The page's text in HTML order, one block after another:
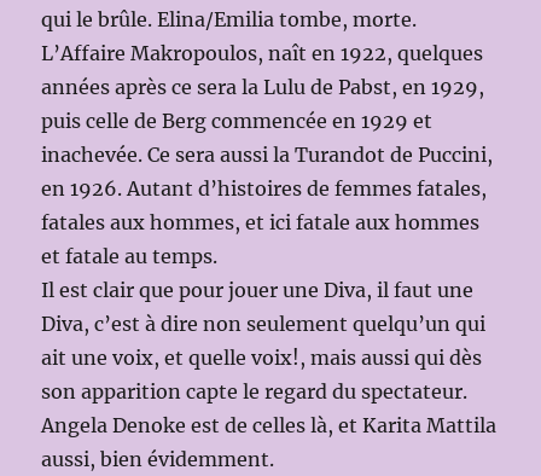
qui le brûle. Elina/Emilia tombe, morte.
L’Affaire Makropoulos, naît en 1922, quelques
années après ce sera la Lulu de Pabst, en 1929,
puis celle de Berg commencée en 1929 et
inachevée. Ce sera aussi la Turandot de Puccini,
en 1926. Autant d’histoires de femmes fatales,
fatales aux hommes, et ici fatale aux hommes
et fatale au temps.
Il est clair que pour jouer une Diva, il faut une
Diva, c’est à dire non seulement quelqu’un qui
ait une voix, et quelle voix!, mais aussi qui dès
son apparition capte le regard du spectateur.
Angela Denoke est de celles là, et Karita Mattila
aussi, bien évidemment.